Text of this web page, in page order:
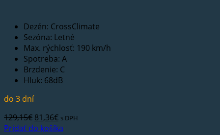
Dezén: CrossClimate
Sezóna: Letné
Max. rýchlosť: 190 km/h
Spotreba: A
Brzdenie: C
Hluk: 68dB
do 3 dní
129,15€ Pôvodná
cena
81,36€Aktuálna
cena
s DPH
Pridať do košíka